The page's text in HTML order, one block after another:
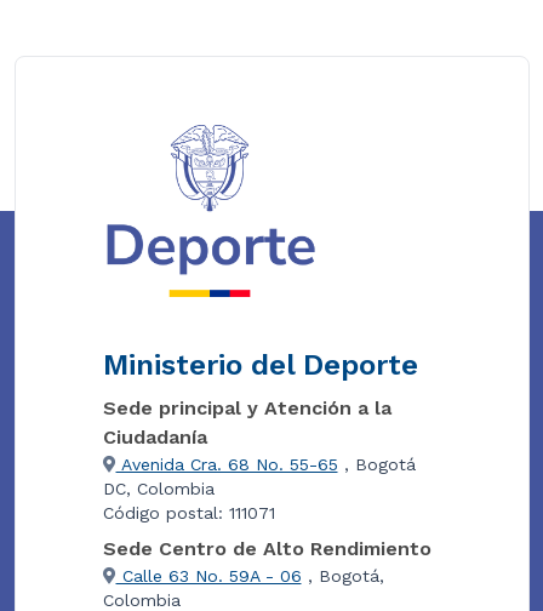
Ministerio del Deporte
Sede principal y Atención a la
Ciudadanía
Avenida Cra. 68 No. 55-65 , Bogotá
DC, Colombia
Código postal: 111071
Sede Centro de Alto Rendimiento
Calle 63 No. 59A - 06 , Bogotá,
Colombia